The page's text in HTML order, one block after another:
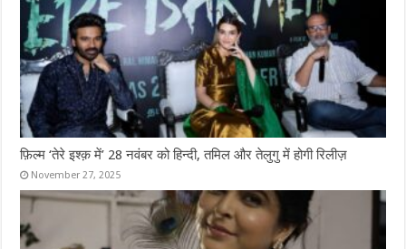
फ़िल्म ‘तेरे इश्क़ में’ 28 नवंबर को हिन्दी, तमिल और तेलुगु में होगी रिलीज़
November 27, 2025